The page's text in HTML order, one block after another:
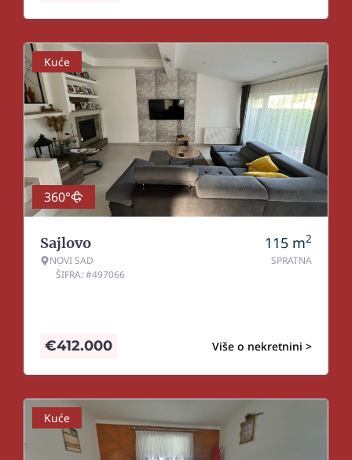
Kuće
360°
Sajlovo
NOVI SAD
ŠIFRA: #497066
115 m2
SPRATNA
Više o nekretnini >
€412.000
Kuće